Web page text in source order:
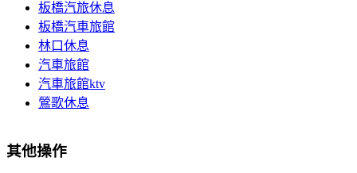
板橋汽旅休息
板橋汽車旅館
林口休息
汽車旅館
汽車旅館ktv
鶯歌休息
其他操作